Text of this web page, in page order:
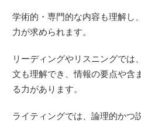
学術的・専門的な内容も理解し
力が求められます。
リーディングやリスニングでは
文も理解でき、情報の要点や含
る力があります。
ライティングでは、論理的かつ